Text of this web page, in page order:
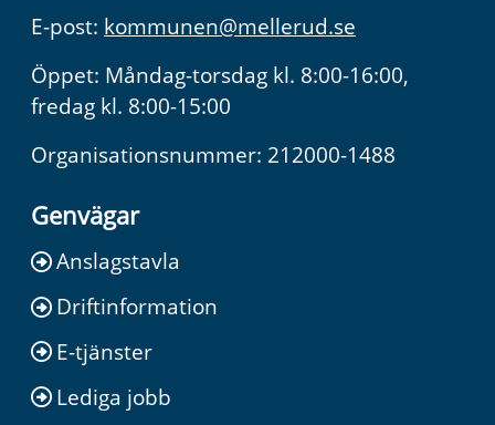
E-post: kommunen@mellerud.se
Öppet: Måndag-torsdag kl. 8:00-16:00,
fredag kl. 8:00-15:00
Organisationsnummer: 212000-1488
Genvägar
Anslagstavla
Driftinformation
E-tjänster
Lediga jobb